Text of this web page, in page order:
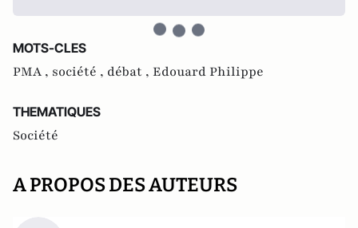
MOTS-CLES
PMA , société , débat , Edouard Philippe
THEMATIQUES
Société
A PROPOS DES AUTEURS